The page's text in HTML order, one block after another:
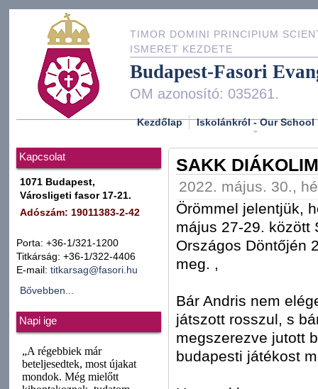
TIMOR DOMINI PRINCIPIUM
ISMERET KEZDETE
Budapest-Fasori
OM azonosító: 035261.
Kezdőlap Iskolánkról - Our School
Kapcsolat
1071 Budapest,
Városligeti fasor 17-21.
Adószám: 19011383-2-42
Porta: +36-1/321-1200
Titkárság: +36-1/322-4406
E-mail: titkarsag@fasori.hu
Bővebben...
Napi ige
SAKK
2022. május. 30.,
Örömmel jelentjük,
május 27-29. között
Országos Döntőjén
meg. ,
Bár Andris nem
játszott rosszul, s
megszerezve jutott
budapesti játékost